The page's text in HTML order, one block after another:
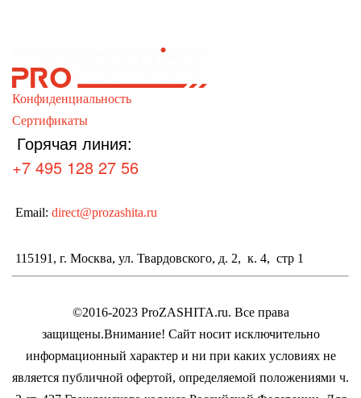
Конфиденциальность
Сертификаты
Горячая линия:
+7 495 128 27 56
Email: direct@prozashita.ru
115191, г. Москва, ул. Твардовского, д. 2, к. 4, стр 1
©2016-2023 ProZASHITA.ru. Все права
защищены.Внимание! Cайт носит исключительно
информационный характер и ни при каких условиях не
является публичной офертой, определяемой положениями ч.